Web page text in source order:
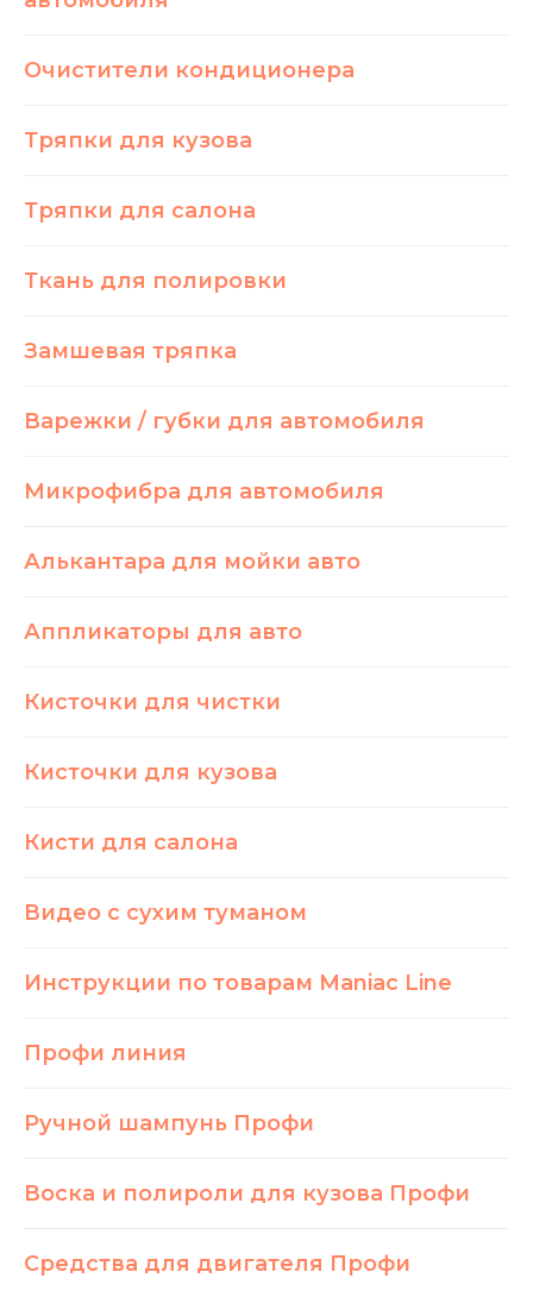
Очистители кондиционера
Тряпки для кузова
Тряпки для салона
Ткань для полировки
Замшевая тряпка
Варежки / губки для автомобиля
Микрофибра для автомобиля
Алькантара для мойки авто
Аппликаторы для авто
Кисточки для чистки
Кисточки для кузова
Кисти для салона
Видео с сухим туманом
Инструкции по товарам Maniac Line
Профи линия
Ручной шампунь Профи
Воска и полироли для кузова Профи
Средства для двигателя Профи